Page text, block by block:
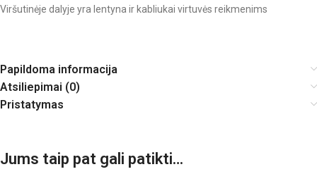
Viršutinėje dalyje yra lentyna ir kabliukai virtuvės reikmenims
Papildoma informacija
Atsiliepimai (0)
Pristatymas
Jums taip pat gali patikti…